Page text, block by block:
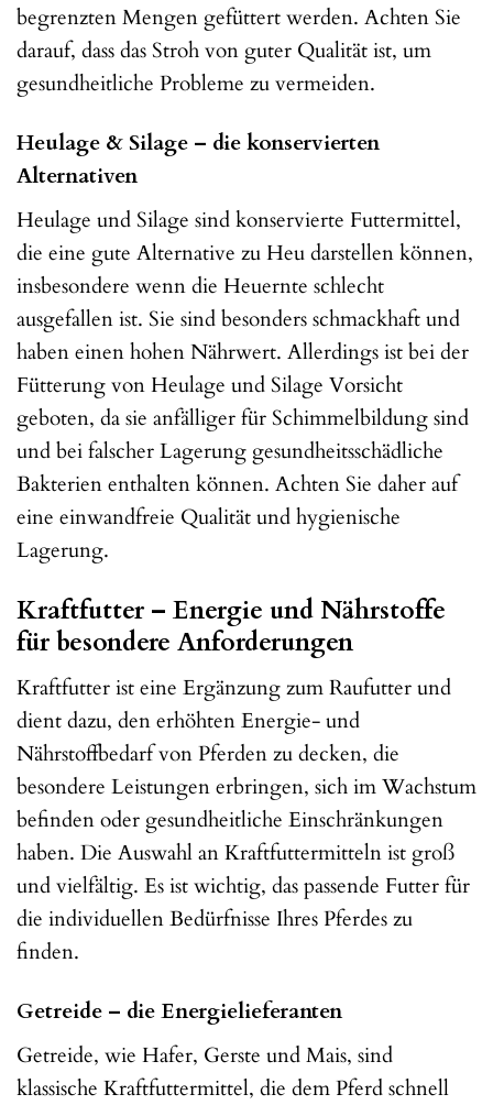
begrenzten Mengen gefüttert werden. Achten Sie
darauf, dass das Stroh von guter Qualität ist, um
gesundheitliche Probleme zu vermeiden.
Heulage & Silage – die konservierten
Alternativen
Heulage und Silage sind konservierte Futtermittel,
die eine gute Alternative zu Heu darstellen können,
insbesondere wenn die Heuernte schlecht
ausgefallen ist. Sie sind besonders schmackhaft und
haben einen hohen Nährwert. Allerdings ist bei der
Fütterung von Heulage und Silage Vorsicht
geboten, da sie anfälliger für Schimmelbildung sind
und bei falscher Lagerung gesundheitsschädliche
Bakterien enthalten können. Achten Sie daher auf
eine einwandfreie Qualität und hygienische
Lagerung.
Kraftfutter – Energie und Nährstoffe
für besondere Anforderungen
Kraftfutter ist eine Ergänzung zum Raufutter und
dient dazu, den erhöhten Energie- und
Nährstoffbedarf von Pferden zu decken, die
besondere Leistungen erbringen, sich im Wachstum
befinden oder gesundheitliche Einschränkungen
haben. Die Auswahl an Kraftfuttermitteln ist groß
und vielfältig. Es ist wichtig, das passende Futter für
die individuellen Bedürfnisse Ihres Pferdes zu
finden.
Getreide – die Energielieferanten
Getreide, wie Hafer, Gerste und Mais, sind
klassische Kraftfuttermittel, die dem Pferd schnell